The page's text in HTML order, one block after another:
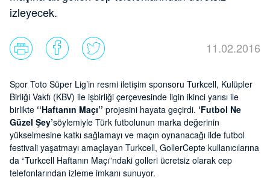
izleyecek.
11.02.2016
Spor Toto Süper Lig’in resmi iletişim sponsoru Turkcell, Kulüpler
Birliği Vakfı (KBV) ile işbirliği çerçevesinde ligin ikinci yarısı ile
birlikte ‘‘Haftanın Maçı’’ projesini hayata geçirdi. ‘Futbol Ne
Güzel Şey’söylemiyle Türk futbolunun marka değerinin
yükselmesine katkı sağlamayı ve maçın oynanacağı ilde futbol
festivali yaşatmayı amaçlayan Turkcell, GollerCepte kullanıcılarına
da “Turkcell Haftanın Maçı”ndaki golleri ücretsiz olarak cep
telefonlarından izleme imkanı sunuyor.